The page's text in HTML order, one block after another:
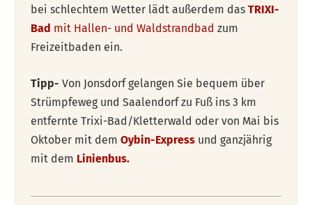
bei schlechtem Wetter lädt außerdem das TRIXI-
Bad mit Hallen- und Waldstrandbad zum
Freizeitbaden ein.
Tipp- Von Jonsdorf gelangen Sie bequem über
Strümpfeweg und Saalendorf zu Fuß ins 3 km
entfernte Trixi-Bad/Kletterwald oder von Mai bis
Oktober mit dem Oybin-Express und ganzjährig
mit dem Linienbus.